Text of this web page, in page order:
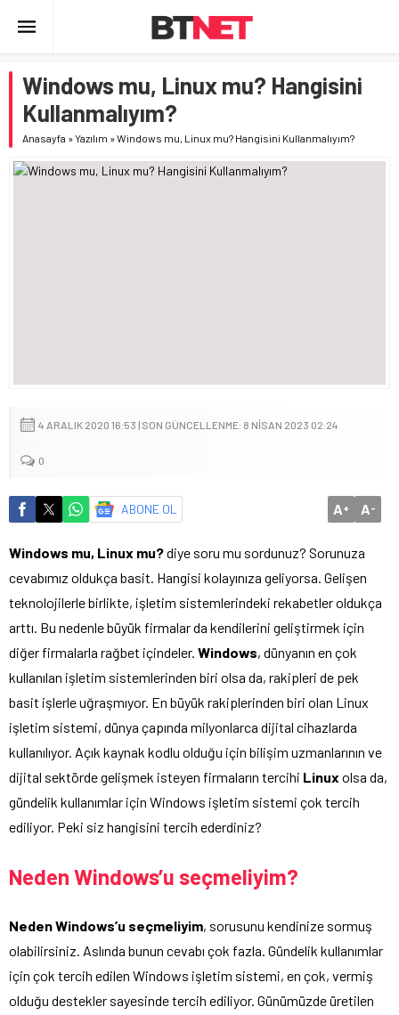
Windows mu, Linux mu? Hangisini
Kullanmalıyım?
Anasayfa »Yazılım »Windows mu, Linux mu? Hangisini Kullanmalıyım?
4 ARALIK 2020 16:53 | SON GÜNCELLENME: 8 NISAN 2023 02:24
0
ABONE OL A+ A-
Windows mu, Linux mu?diye soru mu sordunuz? Sorunuza
cevabımız oldukça basit. Hangisi kolayınıza geliyorsa. Gelişen
teknolojilerle birlikte, işletim sistemlerindeki rekabetler oldukça
arttı. Bu nedenle büyük firmalar da kendilerini geliştirmek için
diğer firmalarla rağbet içindeler. Windows, dünyanın en çok
kullanılan işletim sistemlerinden biri olsa da, rakipleri de pek
basit işlerle uğraşmıyor. En büyük rakiplerinden biri olan Linux
işletim sistemi, dünya çapında milyonlarca dijital cihazlarda
kullanılıyor. Açık kaynak kodlu olduğu için bilişim uzmanlarının ve
dijital sektörde gelişmek isteyen firmaların tercihi Linux olsa da,
gündelik kullanımlar için Windows işletim sistemi çok tercih
ediliyor. Peki siz hangisini tercih ederdiniz?
Neden Windows’u seçmeliyim?
Neden Windows’u seçmeliyim, sorusunu kendinize sormuş
olabilirsiniz. Aslında bunun cevabı çok fazla. Gündelik kullanımlar
için çok tercih edilen Windows işletim sistemi, en çok, vermiş
olduğu destekler sayesinde tercih ediliyor. Günümüzde üretilen